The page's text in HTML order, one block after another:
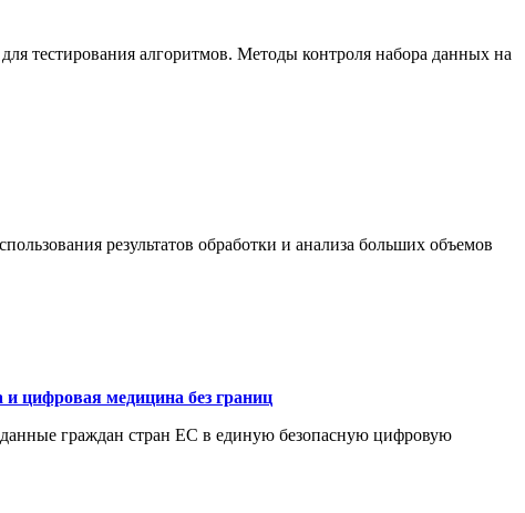
тестирования алгоритмов. Методы контроля набора данных на
результатов обработки и анализа больших объемов
цифровая медицина без границ
граждан стран ЕС в единую безопасную цифровую